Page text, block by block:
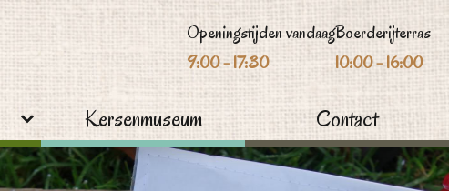
Kersenmuseum Contact
Openingstijden vandaag
9:00 - 17:30
Boerderijterras
10:00 - 16:00